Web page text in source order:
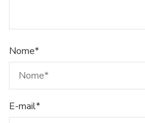
Nome*
E-mail*